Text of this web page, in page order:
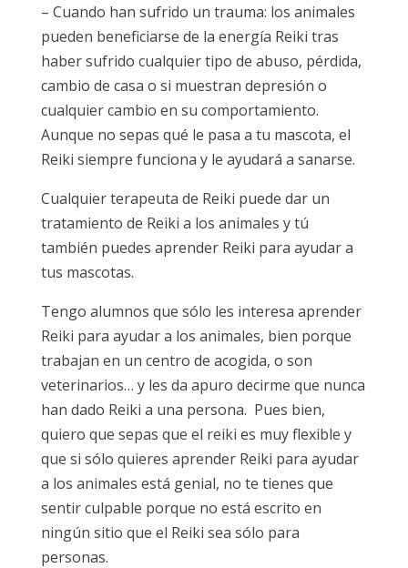
– Cuando han sufrido un trauma: los animales
pueden beneficiarse de la energía Reiki tras
haber sufrido cualquier tipo de abuso, pérdida,
cambio de casa o si muestran depresión o
cualquier cambio en su comportamiento.
Aunque no sepas qué le pasa a tu mascota, el
Reiki siempre funciona y le ayudará a sanarse.
Cualquier terapeuta de Reiki puede dar un
tratamiento de Reiki a los animales y tú
también puedes aprender Reiki para ayudar a
tus mascotas.
Tengo alumnos que sólo les interesa aprender
Reiki para ayudar a los animales, bien porque
trabajan en un centro de acogida, o son
veterinarios… y les da apuro decirme que nunca
han dado Reiki a una persona. Pues bien,
quiero que sepas que el reiki es muy flexible y
que si sólo quieres aprender Reiki para ayudar
a los animales está genial, no te tienes que
sentir culpable porque no está escrito en
ningún sitio que el Reiki sea sólo para
personas.